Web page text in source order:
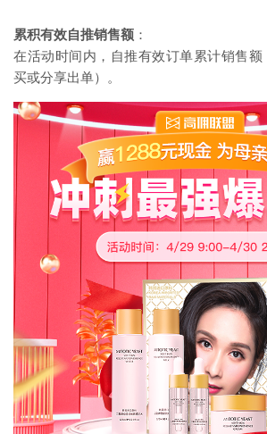
累积有效自推销售额 ：
在活动时间内，自推有效订单累计销售额
买或分享出单）。